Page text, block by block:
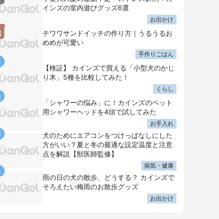
インズの室内遊びグッズ6選
お出かけ
チワワサンドイッチの作り方｜うるうるお
めめが可愛い
手作りごはん
【検証】 カインズで買える「小型犬のかじ
り木」5種を比較してみた！
くらし
「シャワーの悩み」に！カインズのペット
用シャワーヘッドを4頭で試してみた
お手入れ
犬のためにエアコンをつけっぱなしにした
方がいい？夏と冬の最適な設定温度と注意
点を解説【獣医師監修】
病気・健康
雨の日の犬の散歩、どうする？ カインズで
そろえたい梅雨のお散歩グッズ
お出かけ